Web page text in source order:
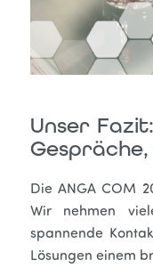
Unser
Die ANGA COM
Wir nehmen
spannende
Lösungen einem